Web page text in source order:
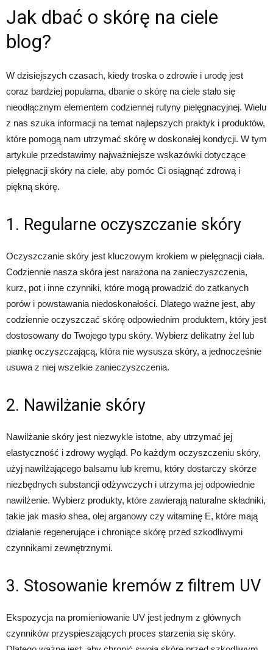
Jak dbać o skórę na ciele
blog?
W dzisiejszych czasach, kiedy troska o zdrowie i urodę jest
coraz bardziej popularna, dbanie o skórę na ciele stało się
nieodłącznym elementem codziennej rutyny pielęgnacyjnej. Wielu
z nas szuka informacji na temat najlepszych praktyk i produktów,
które pomogą nam utrzymać skórę w doskonałej kondycji. W tym
artykule przedstawimy najważniejsze wskazówki dotyczące
pielęgnacji skóry na ciele, aby pomóc Ci osiągnąć zdrową i
piękną skórę.
1. Regularne oczyszczanie skóry
Oczyszczanie skóry jest kluczowym krokiem w pielęgnacji ciała.
Codziennie nasza skóra jest narażona na zanieczyszczenia,
kurz, pot i inne czynniki, które mogą prowadzić do zatkanych
porów i powstawania niedoskonałości. Dlatego ważne jest, aby
codziennie oczyszczać skórę odpowiednim produktem, który jest
dostosowany do Twojego typu skóry. Wybierz delikatny żel lub
piankę oczyszczającą, która nie wysusza skóry, a jednocześnie
usuwa z niej wszelkie zanieczyszczenia.
2. Nawilżanie skóry
Nawilżanie skóry jest niezwykle istotne, aby utrzymać jej
elastyczność i zdrowy wygląd. Po każdym oczyszczeniu skóry,
użyj nawilżającego balsamu lub kremu, który dostarczy skórze
niezbędnych substancji odżywczych i utrzyma jej odpowiednie
nawilżenie. Wybierz produkty, które zawierają naturalne składniki,
takie jak masło shea, olej arganowy czy witaminę E, które mają
działanie regenerujące i chroniące skórę przed szkodliwymi
czynnikami zewnętrznymi.
3. Stosowanie kremów z filtrem UV
Ekspozycja na promieniowanie UV jest jednym z głównych
czynników przyspieszających proces starzenia się skóry.